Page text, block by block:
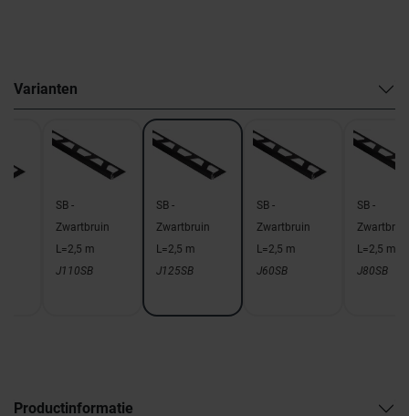
Varianten
SB -
Zwartbruin
L=2,5 m
J110SB
SB -
Zwartbruin
L=2,5 m
J125SB
SB -
Zwartbruin
L=2,5 m
J60SB
SB -
L=2,5 m
J80SB
Productinformatie